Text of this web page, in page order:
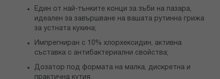
Един от най-тънките конци за зъби на пазара,
идеален за завършване на вашата рутинна грижа
за устната кухина;
Импрегниран с 10% хлорхексидин, активна
съставка с антибактериални свойства;
Дозатор под формата на малка, дискретна и
практична кутия.